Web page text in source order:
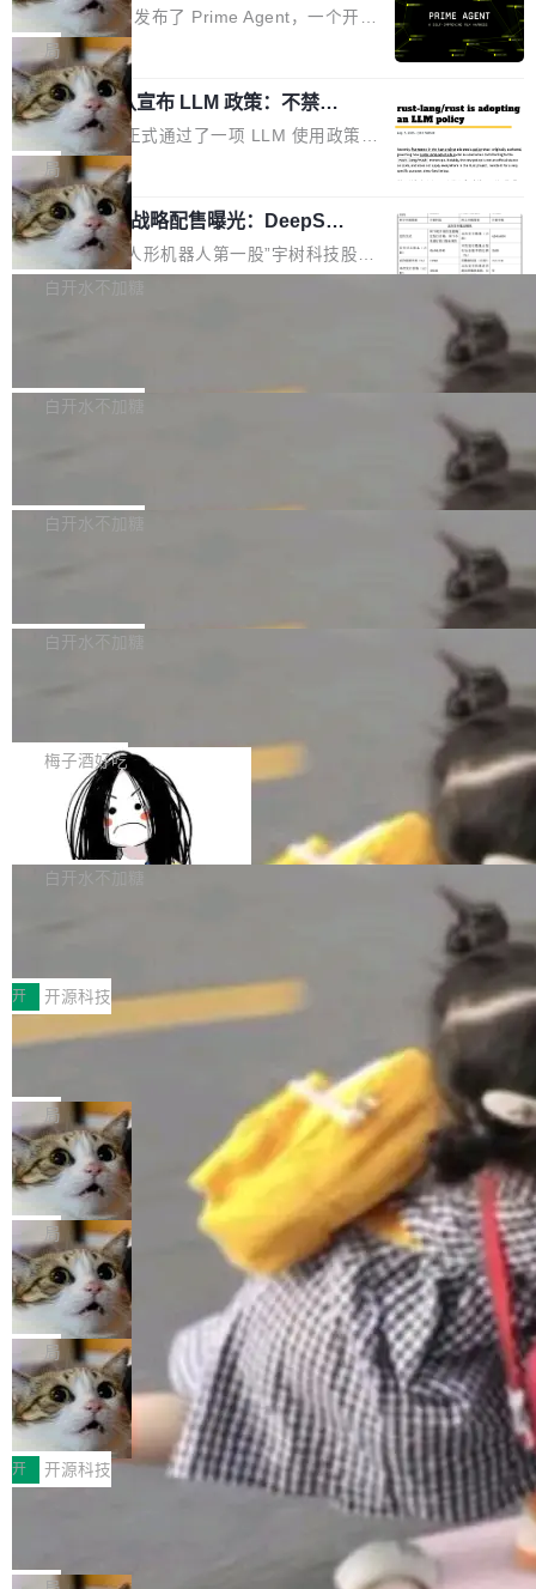
r Day）将在杭州启航。活动面向智能硬件产业
链企业和开发者，邀请行业专家与资深技术顾
问，围绕开源鸿蒙技术能力、设备适配、芯片适
配、功耗与稳定性调优、兼容性测评及统一互联
等内容展开系统讲解和实战交流，帮助企业进一
步了解开源鸿蒙在智能...
opilot coding agent 全部受影响。从检测到完全
恢复，大约 12 小时。 这是 2026 年 8 月的第六
起事故，其中四起与 AI/Copilot 服务相关。 Git
Hub 员工 kdaigle 在 HN 讨论中贴出了一组数
据：2025 年全年 10 亿次 commit。现在，每周
2.75 亿次，全年预计 140 亿次。GitHub...
进的编程 Agent，ARC-AGI 3 超越人类
专家基线
Prime Intellect 发布了 Prime Agent，一个开源
的编程 Agent Harness，核心设计围绕两个抽
象：Recursive Language Model（RLM）和 C
ontinual Harness。在 ARC-AGI 3 基准测试
上，Prime Agent + Opus 5 的组合达到了 95.
5% RHAE Best@1，超过了 ARC 报告的人类专
家基线 95.4%。 不是又一个 coding agent 包装
器 Prime Agent 的架构和市面上大多数 coding
agent 有本质区别。大多数 agent harness 的设
计是基于早期模型的能力—...
局
Rust 项目团队宣布 LLM 政策：不禁
止，但你要承认哪些代码不是你写的
Rust 语言项目正式通过了一项 LLM 使用政策，
覆盖 rust-lang/rust 单一仓库的代码贡献。这不
是项目级别的官方立场，目前由五个团队采纳，
但它可能是主流开源项目中关于 AI 辅助贡献最
细致的一份规则。 政策的核心只有一句话：LLM
可以用来分析、提炼、审阅、建议，但不能用来
不得生成涉及安全性的关键变更，除非作者本身
局
宇树科技 IPO 战略配售曝光：DeepSe
ek 获配 93.3 万股，锁定 36 个月
8月6日晚间，“人形机器人第一股”宇树科技股份
有限公司披露IPO发行价格及战略配售结果，杭
36个月。 公告显示，本次宇树科技战略配售对
员工参与设立的专项资产管理计划。其中，Dee
获配9...
白开水不加糖
Bug fixes and enhancements 修复多次传递同
一个回归问题，该问题导致拉取镜像时会拒绝包
题，该问题可能导致在旧版 Linux 内核...
白开水不加糖
e 孵化器项目管理委员会（IPMC）投票中获得
P）！这一里程碑不仅标志着 Fluss 迈入新的发
白开水不加糖
长期停止内容更新，未能实现其作为“AI版维基百
提交的编辑请求也长期处于待处理状态。 Groki
pedia 于去年底上线，定位为由人工智能生成内
容的百科平台，被马斯克视为传统众包百科网站
维基百科的替代方案。Lawfare 调查发现，无论
热门页面还是低关注度页面，均未出现近期更
白开水不加糖
是这样的：配 MessageSource 的 Bean、写 R
eloadableResourceBundleMessageSource、
声明 LocaleResolver、注册 LocaleChangeInt
erceptor…五六步之后才能看到第一行翻译文
本。 Solon 换了个方式。整个 i18n 模块围绕三
梅子酒好吃
Apache Doris 4.1 全面增强 Iceberg：
支持 UPDATE、MERGE INTO 与 Iceb
erg V3
Apache Doris 4.1 要补齐的，正是缺失的那一
半。在已有查询能力的基础上，Doris 进一步支
常维护操作，并完整支持 Iceberg V3 格式。
白开水不加糖
村国家自主创新示范区会议中心开幕。本届大会
由中关村智联软件服务业质量创新联盟主办，以
“智构可信·质创未来——AI原生时代的质量新范
式”为主题，直面AI从实验室走向规模化产业落地
的核心质量命题。会上，《2026智能研发生产力
工具选型手册》发布，Testin云测的Testin XAge
nt智能测试系统入选AI测试领域代表产品。对CI
O而言，这提示了一个转变：AI测试正在从效率
工具升级为企业的质量基础设施。 CIO面对的新
现实 过去两年，CIO们的焦虑清单上多了两项：
一是如何让大模型和智能体应用安全地从PoC走
向生产，二是如何让测试团队跟得上AI应用...
开 开源科技
让非法状态不可表示：一篇关于 ADT
有一种东西，一旦用过就回不去了。Alex Fedos
eev 管它叫"软件设计的基石"。 他说的东西不新
鲜——代数数据类型（ADT），尤其是和类型
（sum type）。但他说清楚了一件事：这不是类
型系统的学术体操，是日常编码的思维方式。 文
章从一个简单的例子切入。一个网站的深色主题
设置，如果用布尔值 + 可空字段来表示——bool
ean 表示是否可切换，nullable 的默认模式、浅
色方案、深色方案——会产生大量无意义的组
合。方案缺了、配置冲突了、全 null 了。要知道
哪些组合有效，作者说，你得靠"文档、校验、或
者部落知识"。 换个写法。Rust 的 enum，两个
变体：Switchable...
局
Cloudflare 开源内部企业 AI 平台 Clou
dflare OS
Cloudflare 发布了一个开源项目 Cloudflare O
S。如果你只看官方博客，你会觉得这是又一
个"AI 知识库 + 聊天机器人"——每个大厂都在
做，没什么新鲜的。 但 Kenton Varda 在 Twitte
r 上把事情说清楚了： 今天我们发布了 Cloudfla
re OS，一个带连接器的聊天机器人，跟其他所
有科技公司做的一样。只不过，实际上它不一
样。这是 Sandstorm.io 的重制版，我十年前的
那个创业公司。不同的是，这次它构建在 Cloudf
lare Workers 上——我花了九年时间搭建的平台
——并且深度集成了 AI。这基本上是我十年秘密
局
Deno 团队开源 Celld，可自托管的分
布式 Durable Objects
Ryan Dahl 领导的 Deno 团队推出了最新开源项
目 Celld，一个能在自己机器上运行 Cloudflare
Workers 和 Durable Objects 的守护进程。 设
计思路很直接：每个对象是一个独立的 SQLite
数据库，按名称寻址，复制到你自己的 S3 兼容
存储库里。节点之间只通过这个存储库协调——
没有控制平面，没有共识协议。每个对象自带一
个小型数据库，应用天然按分片构建，单个数据
库的竞争和爆炸半径问题在设计层面就被消除
了。 闲置的 cell 会休眠到几乎不占资源。当 cel
局
鲁大师7月新机性能/流畅/AI榜：vivo夺
性能、流畅双第一，三星Galaxy Z系列
新折叠缺席
2026年7月的手机市场，由于存储等硬件成本暴
增，手机厂商的日子也不好过啊，新机速度明显
放缓，因此硝烟味淡了许多。新机参数规格除开
Fold8 / Z Flip8）外，其余要么是中低端机器，
例如iQOO Z11i、REDMI Note 17、REDMI No
开 开源科技
Zed 编辑器团队发布了新项目——DeltaDB，一
个在 git commit 之间记录每一次编辑操作的版